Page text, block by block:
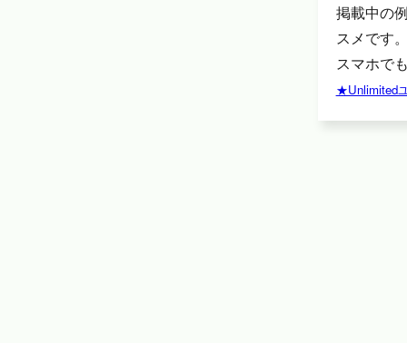
掲載中の
スメです
スマホで
★Unlimited